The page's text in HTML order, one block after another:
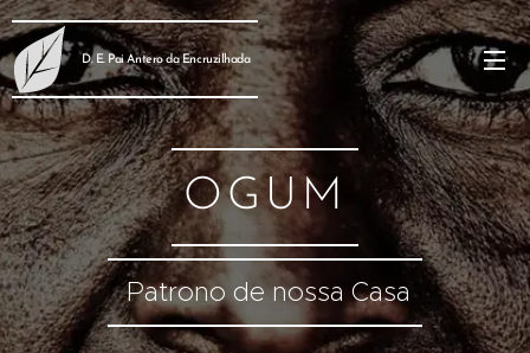
D. E. Pai Antero da Encruzilhada
OGUM
Patrono de nossa Casa